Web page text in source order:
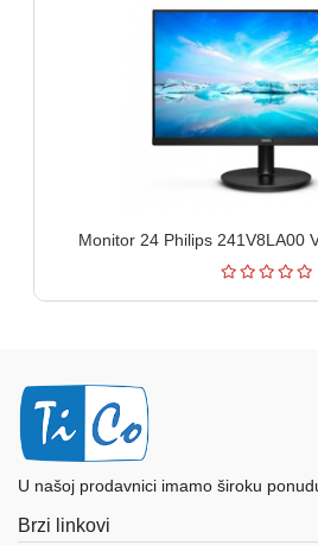
Monitor 24 Philips 241V8LA00
U našoj prodavnici imamo široku
Brzi linkovi